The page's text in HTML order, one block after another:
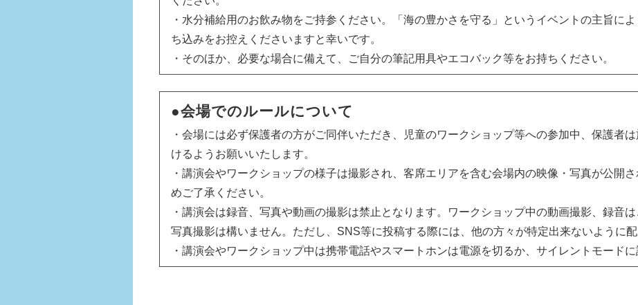
・水分補給用のお飲み物をご持参ください。「海の豊かさを守る」というイベントの主旨に
ち込みをお控えくださいますと幸いです。
・そのほか、必要な場合に備えて、ご自分の筆記用具やエコバック等をお持ちください。
●会場でのルールについて
・会場には必ず保護者の方がご同伴いただき、児童のワークショップ等への参加中、保護者
けるようお願いいたします。
・講演会やワークショップの様子は撮影され、客席エリアを含む会場内の映像・写真が公開
めご了承ください。
・講演会は録音、写真や動画の撮影は禁止となります。ワークショップ中の動画撮影、録音は
写真撮影は構いません。ただし、SNS等に投稿する際には、他の方々が特定出来ないように配
・講演会やワークショップ中は携帯電話やスマートホンは電源を切るか、サイレントモードに